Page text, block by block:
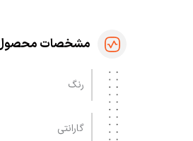
مشخصات
رنگ
گارانتی